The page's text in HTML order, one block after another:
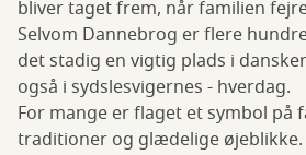
bliver taget frem, når familien
Selvom Dannebrog er flere
det stadig en vigtig plads i
også i sydslesvigernes - hverdag.
For mange er flaget et symbol på
traditioner og glædelige øjeblikke.